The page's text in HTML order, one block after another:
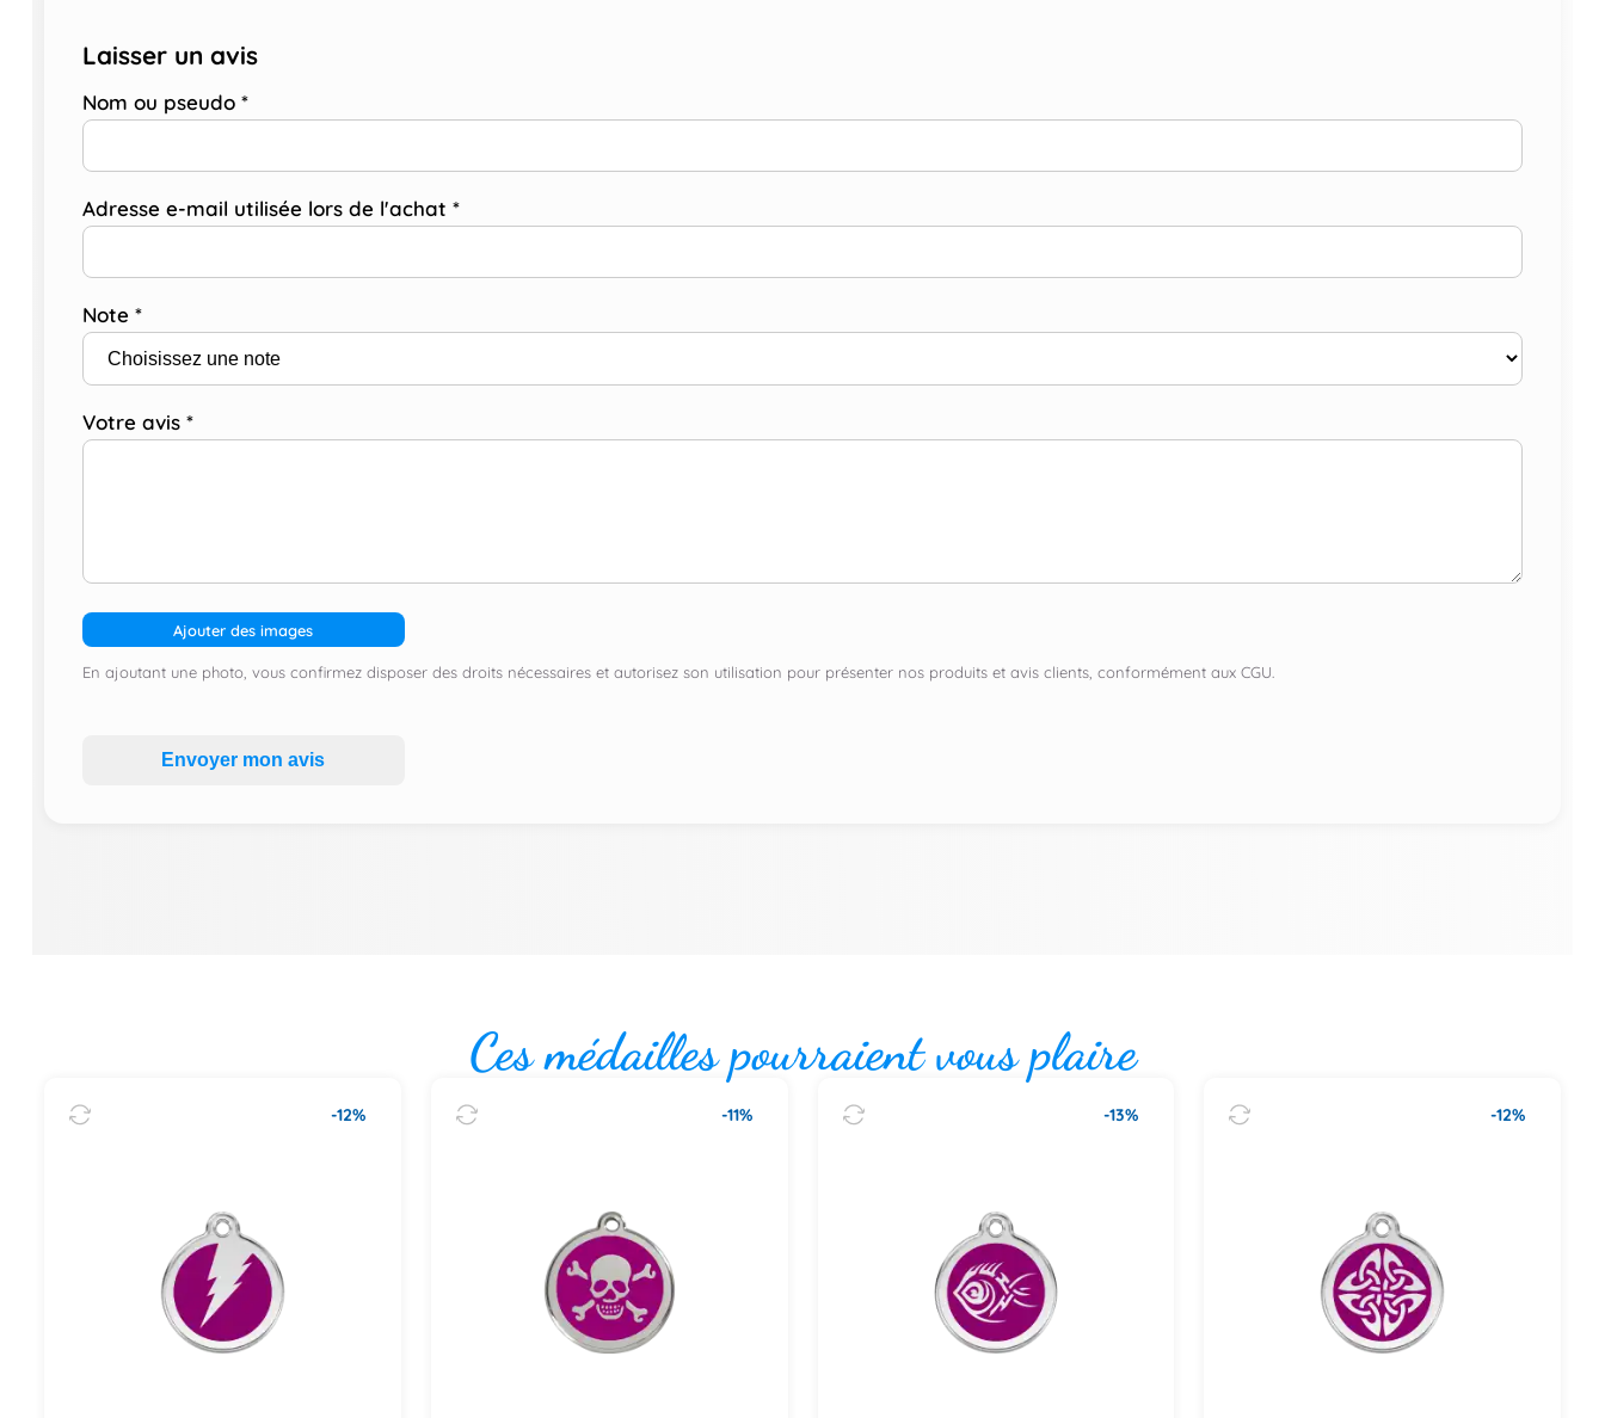
Laisser un avis
Nom ou pseudo *
Adresse e-mail utilisée lors de l'achat *
Note *
Votre avis *
Ajouter des images
En ajoutant une photo, vous confirmez disposer des droits nécessaires et autorisez son utilisation pour présenter nos produits et avis clients, conformément aux CGU.
Envoyer mon avis
Ces médailles pourraient vous plaire
-12% -11% -13% -12%